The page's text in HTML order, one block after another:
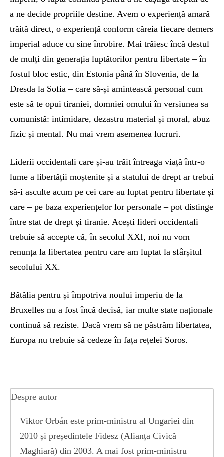
a ne decide propriile destine. Avem o experiență amară
trăită direct, o experiență conform căreia fiecare demers
imperial aduce cu sine înrobire. Mai trăiesc încă destul
de mulți din generația luptătorilor pentru libertate – în
fostul bloc estic, din Estonia până în Slovenia, de la
Dresda la Sofia – care să-și amintească personal cum
este să te opui tiraniei, domniei omului în versiunea sa
comunistă: intimidare, dezastru material și moral, abuz
fizic și mental. Nu mai vrem asemenea lucruri.
Liderii occidentali care și-au trăit întreaga viață într-o
lume a libertății moștenite și a statului de drept ar trebui
să-i asculte acum pe cei care au luptat pentru libertate și
care – pe baza experiențelor lor personale – pot distinge
între stat de drept și tiranie. Acești lideri occidentali
trebuie să accepte că, în secolul XXI, noi nu vom
renunța la libertatea pentru care am luptat ​​la sfârșitul
secolului XX.
Bătălia pentru și împotriva noului imperiu de la
Bruxelles nu a fost încă decisă, iar multe state naționale
continuă să reziste. Dacă vrem să ne păstrăm libertatea,
Europa nu trebuie să cedeze în fața rețelei Soros.
Despre autor
Viktor Orbán este prim-ministru al Ungariei din
2010 și președintele Fidesz (Alianța Civică
Maghiară) din 2003. A mai fost prim-ministru